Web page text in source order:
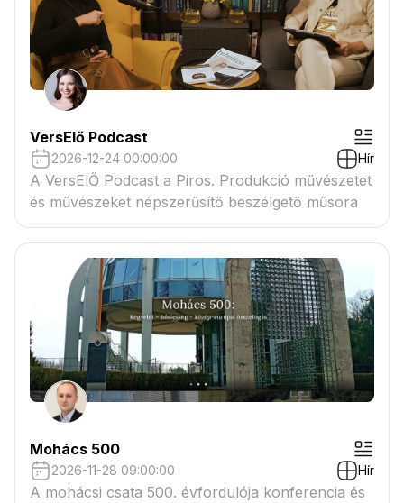
VersElő Podcast
2026-12-24 00:00:00 Hír
A VersElŐ Podcast a Piros. Produkció művészetet
és művészeket népszerűsítő beszélgető műsora
Mohács 500
2026-11-28 09:00:00 Hír
A mohácsi csata 500. évfordulója konferencia és